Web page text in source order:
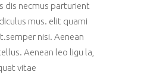
dis necmus parturient
mus. elit quami
nisi. Aenean
Aenean leo ligu la,
vitae